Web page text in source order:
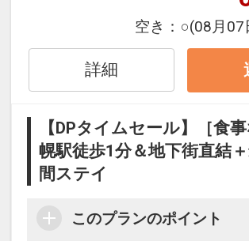
立ち寄らず荷物のお預かりが
ご予定に合わせて自由にご利
ます。 ※チェックイン当日と
ウト当日のみご利用可
空き： ○(08月07
詳細
【DPタイムセール】［食
幌駅徒歩1分＆地下街直結
間ステイ
このプランのポイント